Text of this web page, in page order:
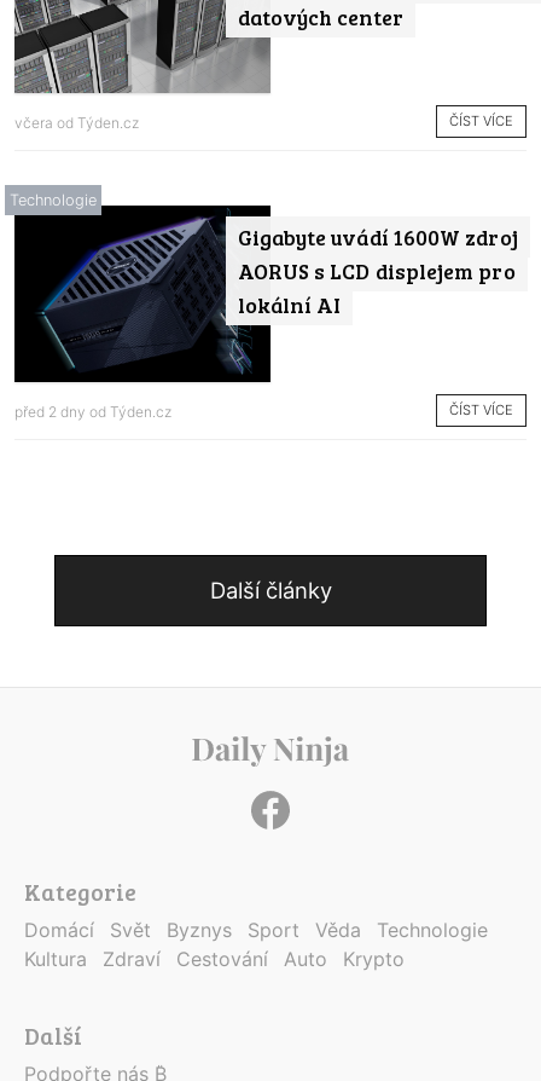
datových center
včera od Týden.cz ČÍST VÍCE
Gigabyte uvádí 1600W zdroj
AORUS s LCD displejem pro
lokální AI
Technologie
před 2 dny od Týden.cz ČÍST VÍCE
Další články
Kategorie
Domácí Svět Byznys Sport Věda
Technologie
Kultura
Zdraví Cestování Auto Krypto
Další
Podpořte nás ₿